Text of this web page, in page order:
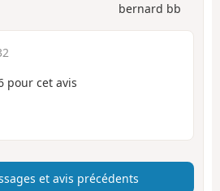
bernard bb
pour cet avis
et avis précédents